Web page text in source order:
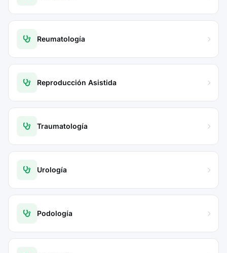
Reumatología
Reproducción Asistida
Traumatología
Urología
Podología